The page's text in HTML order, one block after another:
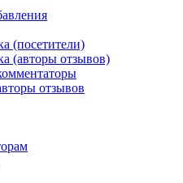
(посетители)
(авторы отзывов)
отзывов